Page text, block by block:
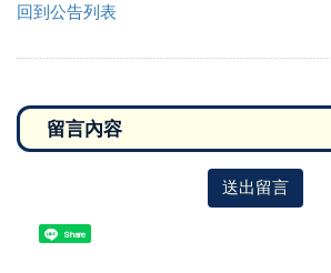
回到公告列表
送出留言
Share